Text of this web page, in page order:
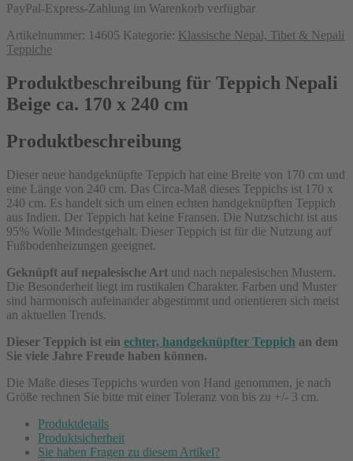
PayPal-Express-Zahlung im Warenkorb verfügbar
Artikelnummer: 14605 Kategorie: Klassische Nepal, Tibet & Nepali
Teppiche
Produktbeschreibung für Teppich Nepali
Beige ca. 170 x 240 cm
Produktbeschreibung
Dieser neue handgeknüpfte Teppich hat eine Breite von 170 cm und
eine Länge von 240 cm. Das Circa-Maß dieses Teppichs ist 170 x
240 cm. Es handelt sich um einen echten handgeknüpften Teppich
aus Indien. Der Teppich hat keine Fransen. Die Nutzschicht ist aus
95% Wolle Mindestgehalt. Dieser Teppich ist für die Nutzung auf
Fußbodenheizungen geeignet.
Geknüpft auf nepalesische Art und nach nepalesischen Mustern.
Die Besonderheit liegt im rustikalen Charakter. Farben und Muster
sind harmonisch aufeinander abgestimmt und orientieren sich meist
an aktuellen Trends.
Dieser Teppich ist ein echter, handgeknüpfter Teppich an dem
Sie viele Jahre Freude haben können.
Die Maße dieses Teppichs wurden von Hand genommen, je nach
Größe rechnen Sie bitte mit einer Toleranz von bis zu +/- 3 cm.
Produktdetails
Produktsicherheit
Sie haben Fragen zu diesem Artikel?